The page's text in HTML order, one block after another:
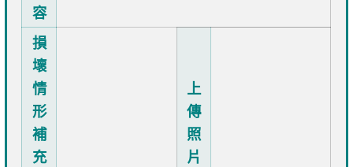
容
損
壞
情
形
補
充
上
傳
照
片